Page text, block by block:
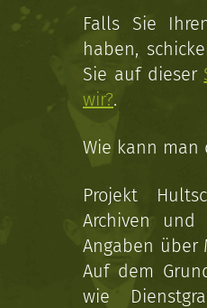
Falls Sie
haben,
Sie auf dieser
wir?.
Wie kann man
Projekt
Archiven und
Angaben über
Auf dem
wie